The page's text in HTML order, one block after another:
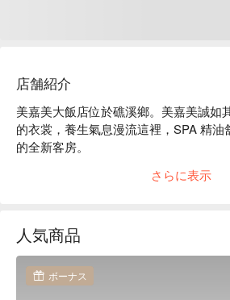
店舗紹介
美嘉美大飯店位於礁溪鄉。美嘉美誠如
的衣裳，養生氣息漫流這裡，SPA 精
的全新客房。
美嘉美大飯店推薦：入住美嘉美大飯店
美嘉美大飯店優惠、美嘉美大飯店住宿
息方案立刻查看⬇︎
さらに表示
人気商品
ボーナス